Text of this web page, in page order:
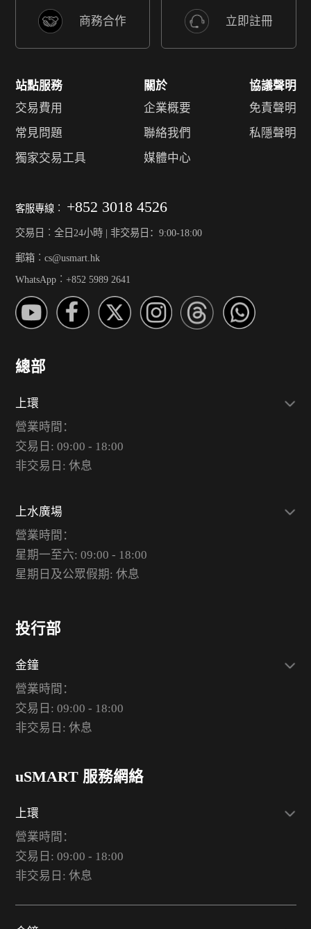
商務合作 立即註冊
站點服務
交易費用
常見問題
獨家交易工具
關於
企業概要
聯絡我們
媒體中心
協議聲明
免責聲明
私隱聲明
客服專線︰ +852 3018 4526
交易日︰全日24小時 | 非交易日：9:00-18:00
郵箱︰cs@usmart.hk
WhatsApp︰+852 5989 2641
總部
上環
營業時間：
交易日: 09:00 - 18:00
非交易日: 休息
上水廣場
營業時間：
星期一至六: 09:00 - 18:00
星期日及公眾假期: 休息
投行部
金鐘
營業時間：
交易日: 09:00 - 18:00
非交易日: 休息
uSMART 服務網絡
上環
營業時間：
交易日: 09:00 - 18:00
非交易日: 休息